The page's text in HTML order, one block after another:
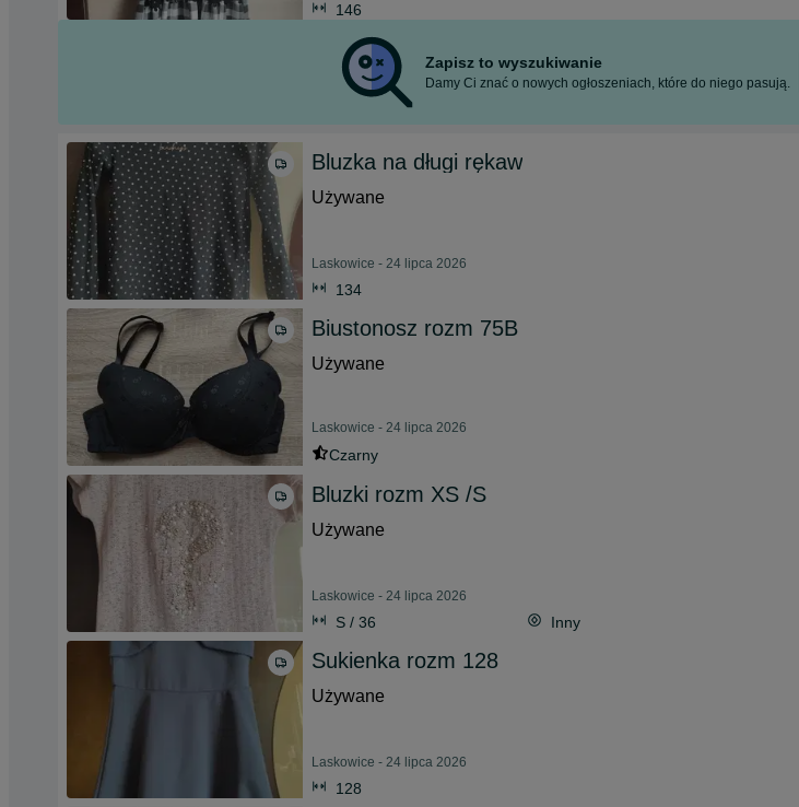
146
Zapisz to wyszukiwanie
Damy Ci znać o nowych ogłoszeniach, które do niego pasują.
Bluzka na długi rękaw
Używane
Laskowice - 24 lipca 2026
134
Biustonosz rozm 75B
Używane
Laskowice - 24 lipca 2026
Czarny
Bluzki rozm XS /S
Używane
Laskowice - 24 lipca 2026
S / 36 Inny
Sukienka rozm 128
Używane
Laskowice - 24 lipca 2026
128